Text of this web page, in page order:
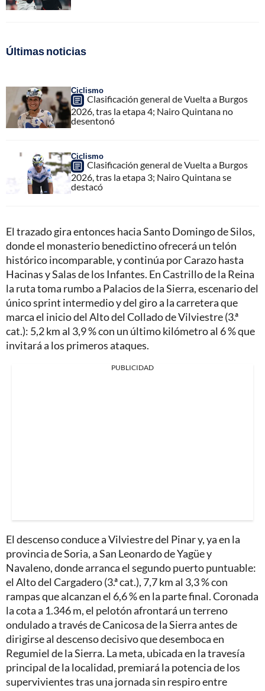
Últimas noticias
Ciclismo
Clasificación general de Vuelta a Burgos
2026, tras la etapa 4; Nairo Quintana no
desentonó
Ciclismo
Clasificación general de Vuelta a Burgos
2026, tras la etapa 3; Nairo Quintana se
destacó
El trazado gira entonces hacia Santo Domingo de Silos,
donde el monasterio benedictino ofrecerá un telón
histórico incomparable, y continúa por Carazo hasta
Hacinas y Salas de los Infantes. En Castrillo de la Reina
la ruta toma rumbo a Palacios de la Sierra, escenario del
único sprint intermedio y del giro a la carretera que
marca el inicio del Alto del Collado de Vilviestre (3.ª
cat.): 5,2 km al 3,9 % con un último kilómetro al 6 % que
invitará a los primeros ataques.
PUBLICIDAD
El descenso conduce a Vilviestre del Pinar y, ya en la
provincia de Soria, a San Leonardo de Yagüe y
Navaleno, donde arranca el segundo puerto puntuable:
el Alto del Cargadero (3.ª cat.), 7,7 km al 3,3 % con
rampas que alcanzan el 6,6 % en la parte final. Coronada
la cota a 1.346 m, el pelotón afrontará un terreno
ondulado a través de Canicosa de la Sierra antes de
dirigirse al descenso decisivo que desemboca en
Regumiel de la Sierra. La meta, ubicada en la travesía
principal de la localidad, premiará la potencia de los
supervivientes tras una jornada sin respiro entre